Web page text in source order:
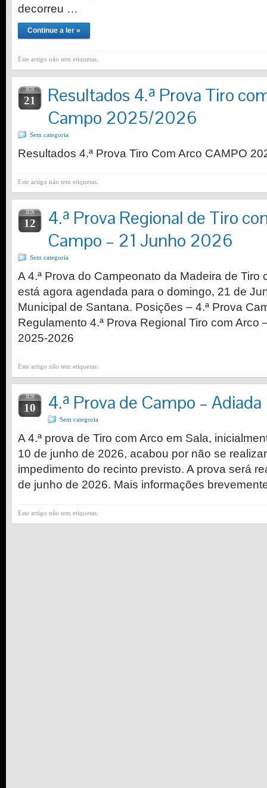
decorreu …
Continue a ler »
Este artigo não tem etiquetas.
JUN
21
Resultados 4.ª Prova Tiro
Campo 2025/2026
Sem categoria
Resultados 4.ª Prova Tiro Com Arco CAMPO
Este artigo não tem etiquetas.
JUN
12
4.ª Prova Regional de Tiro
Campo – 21 Junho 2026
Sem categoria
A 4.ª Prova do Campeonato da Madeira de Tiro
está agora agendada para o domingo, 21 de
Municipal de Santana. Posições – 4.ª Prova
Regulamento 4.ª Prova Regional Tiro com Arco
2025-2026
Este artigo não tem etiquetas.
JUN
10 4.ª Prova de Campo – Adiada
Sem categoria
A 4.ª prova de Tiro com Arco em Sala,
10 de junho de 2026, acabou por não se
impedimento do recinto previsto. A prova será
de junho de 2026. Mais informações
Este artigo não tem etiquetas.